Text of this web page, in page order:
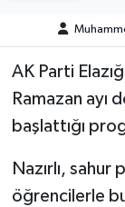
AK Parti
Ramazan ayı
başlattığı
Nazırlı, sahur
öğrencilerle
ÖZEL
POLİTİKA
SİYASET